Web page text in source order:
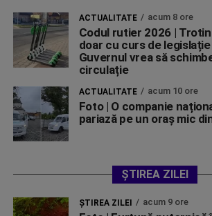
ACTUALITATE acum 8 ore
Codul rutier 2026 |
doar cu curs de
Guvernul vrea să
circulație
ACTUALITATE acum 10 ore
Foto | O companie
pariază pe un oraș mic
ȘTIREA ZILEI
ŞTIREA ZILEI acum 9 ore